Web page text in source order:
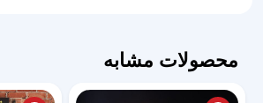
محصولات مشابه